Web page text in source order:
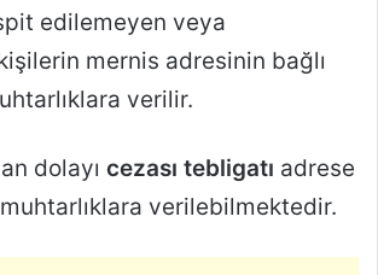
edilemeyen veya
mernis adresinin bağlı
verilir.
dolayı cezası tebligatı adrese
verilebilmektedir.